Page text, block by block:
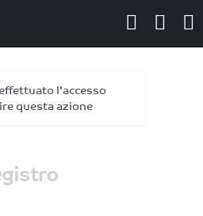
l'accesso
questa azione